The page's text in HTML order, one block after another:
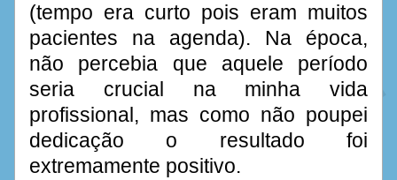
(tempo era curto pois eram muitos
pacientes na agenda). Na época,
não percebia que aquele período
seria crucial na minha vida
profissional, mas como não poupei
dedicação o resultado foi
extremamente positivo.